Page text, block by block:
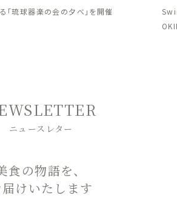
「琉球器楽の会の夕べ」を開催
ニュースレター
食の物語を、
けいたします